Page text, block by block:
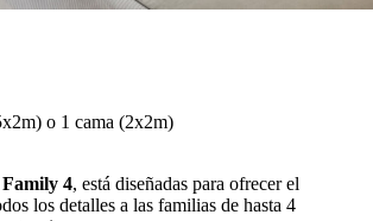
o 1 cama (2x2m)
4, está diseñadas para ofrecer el
los detalles a las familias de hasta 4